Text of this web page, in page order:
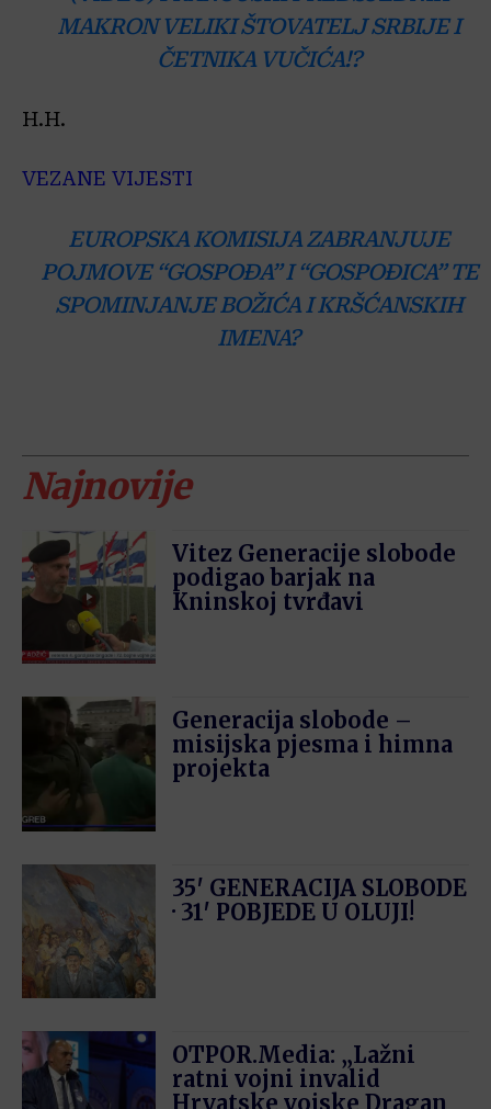
MAKRON VELIKI ŠTOVATELJ SRBIJE I
ČETNIKA VUČIĆA!?
H.H.
VEZANE VIJESTI
EUROPSKA KOMISIJA ZABRANJUJE
POJMOVE “GOSPOĐA” I “GOSPOĐICA” TE
SPOMINJANJE BOŽIĆA I KRŠĆANSKIH
IMENA?
Najnovije
Vitez Generacije slobode
podigao barjak na
Kninskoj tvrđavi
Generacija slobode –
misijska pjesma i himna
projekta
35′ GENERACIJA SLOBODE
· 31′ POBJEDE U OLUJI!
OTPOR.Media: „Lažni
ratni vojni invalid
Hrvatske vojske Dragan